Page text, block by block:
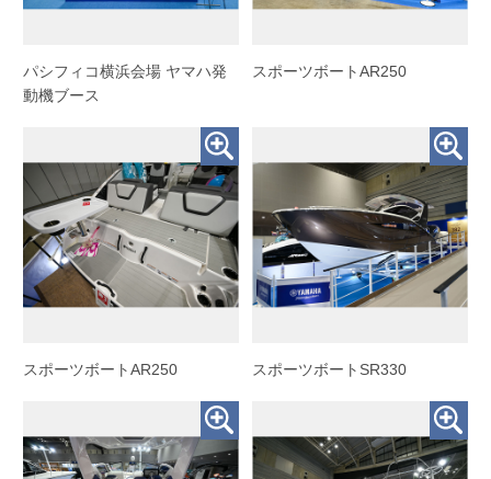
パシフィコ横浜会場 ヤマハ発
動機ブース
スポーツボートAR250
スポーツボートAR250 スポーツボートSR330